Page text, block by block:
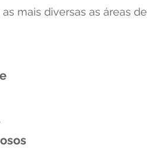
mais diversas as áreas